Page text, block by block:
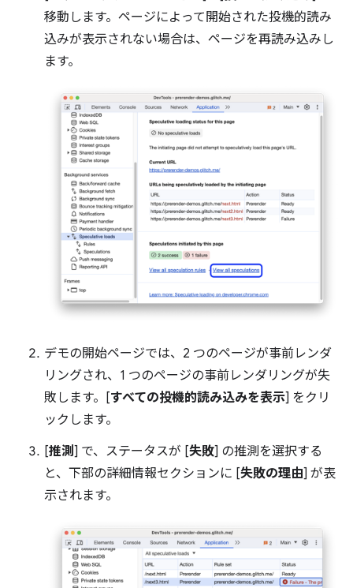
移動します。ページによって開始された投機的読み
込みが表示されない場合は、ページを再読み込みし
ます。
デモの開始ページでは、2 つのページが事前レンダ
リングされ、1 つのページの事前レンダリングが失
敗します。[すべての投機的読み込みを表示] をクリ
ックします。
[推測] で、ステータスが [失敗] の推測を選択する
と、下部の詳細情報セクションに [失敗の理由] が表
示されます。